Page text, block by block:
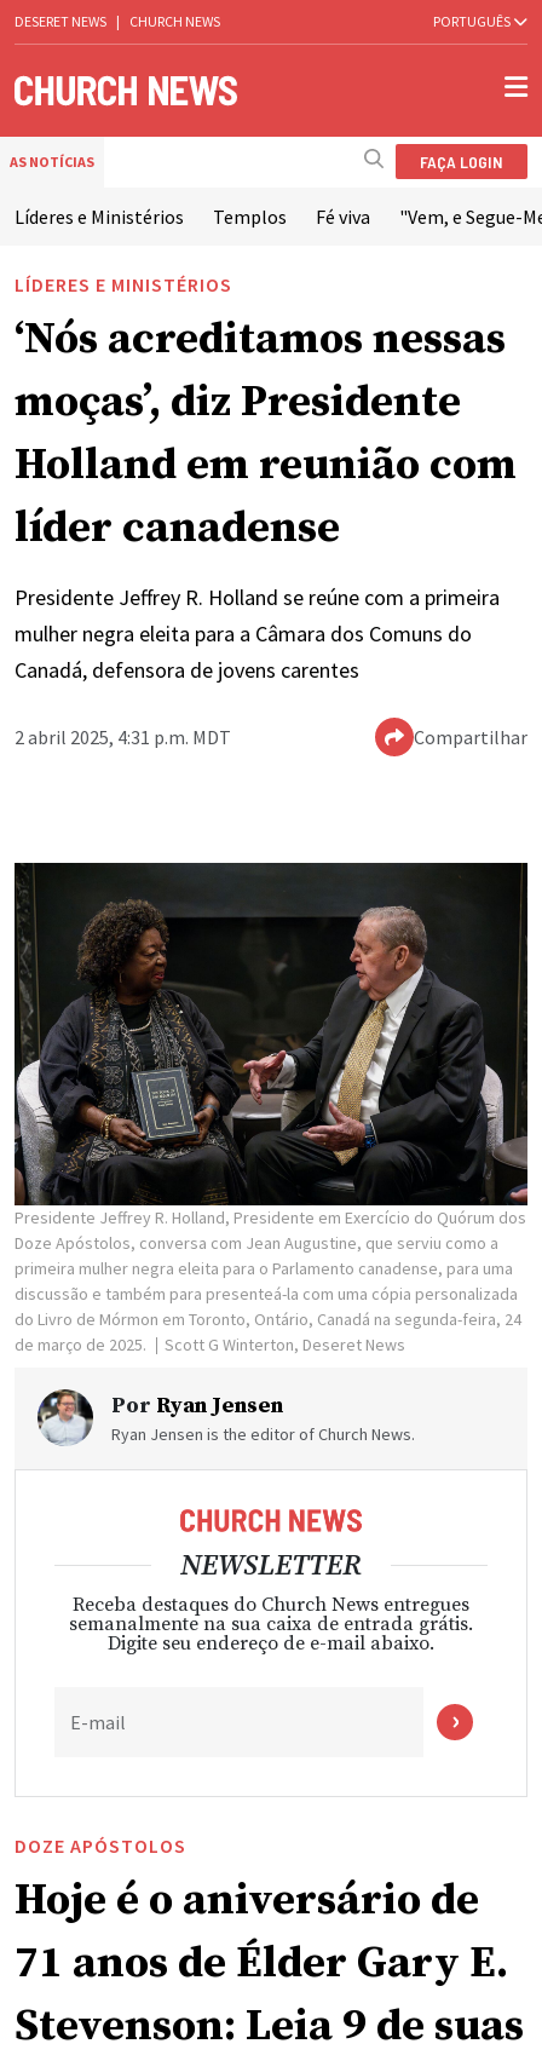
DESERET NEWS | CHURCH NEWS PORTUGUÊS
AS NOTÍCIAS FAÇA LOGIN
Líderes e Ministérios Templos Fé viva "Vem, e Segue-
LÍDERES E MINISTÉRIOS
‘Nós acreditamos nessas
moças’, diz Presidente
Holland em reunião com
líder canadense
Presidente Jeffrey R. Holland se reúne com a primeira
mulher negra eleita para a Câmara dos Comuns do
Canadá, defensora de jovens carentes
2 abril 2025, 4:31 p.m. MDT Compartilhar
Presidente Jeffrey R. Holland, Presidente em Exercício do Quórum dos
Doze Apóstolos, conversa com Jean Augustine, que serviu como a
primeira mulher negra eleita para o Parlamento canadense, para uma
discussão e também para presenteá-la com uma cópia personalizada
do Livro de Mórmon em Toronto, Ontário, Canadá na segunda-feira, 24
de março de 2025.
Scott G Winterton, Deseret News
Por Ryan Jensen
Ryan Jensen is the editor of Church News.
NEWSLETTER
Receba destaques do Church News entregues
semanalmente na sua caixa de entrada grátis.
Digite seu endereço de e-mail abaixo.
E-mail
DOZE APÓSTOLOS
Hoje é o aniversário de
71 anos de Élder Gary E.
Stevenson: Leia 9 de suas